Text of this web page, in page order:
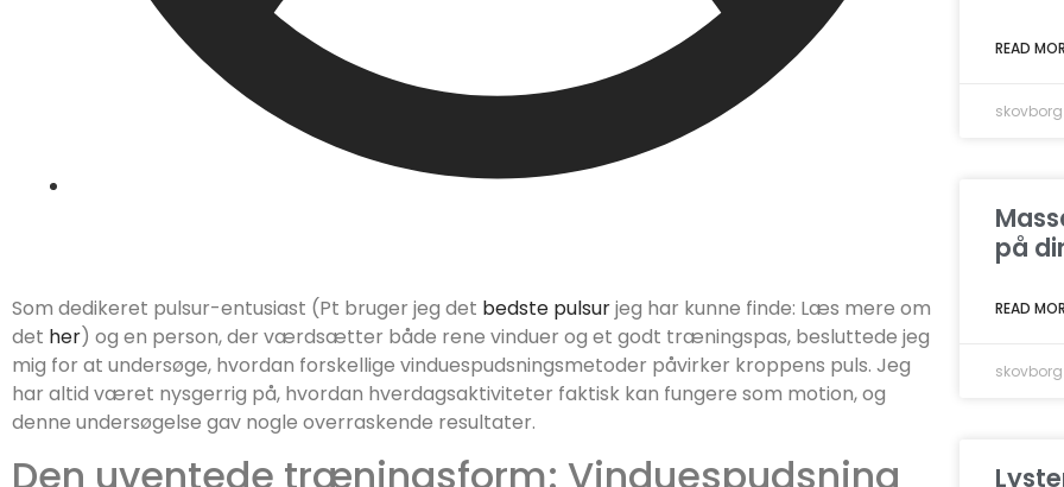
Som dedikeret pulsur-entusiast (Pt bruger jeg det bedste pulsurjeg har kunne finde: Læs mere om
det her) og en person, der værdsætter både rene vinduer og et godt træningspas, besluttede jeg
mig for at undersøge, hvordan forskellige vinduespudsningsmetoder påvirker kroppens puls. Jeg
har altid været nysgerrig på, hvordan hverdagsaktiviteter faktisk kan fungere som motion, og
denne undersøgelse gav nogle overraskende resultater.
Den uventede træningsform: Vinduespudsning
READ
skovborg
på
READ
skovborg